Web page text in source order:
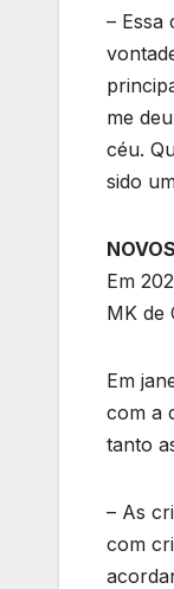
– Essa
me
céu.
sido
Em
MK de
Em
com a
tanto
– As
com